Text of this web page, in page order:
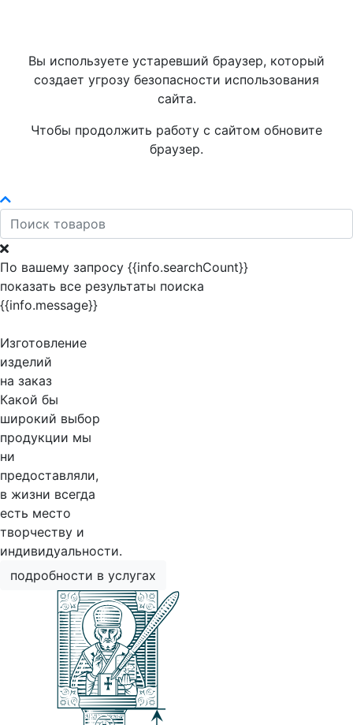
Вы используете устаревший браузер, который
создает угрозу безопасности использования
сайта.
Чтобы продолжить работу с сайтом обновите
браузер.
По вашему запросу {{info.searchCount}}
показать все результаты поиска
{{info.message}}
Изготовление
изделий
на заказ
Какой бы
широкий выбор
продукции мы
ни
предоставляли,
в жизни всегда
есть место
творчеству и
индивидуальности.
подробности в услугах